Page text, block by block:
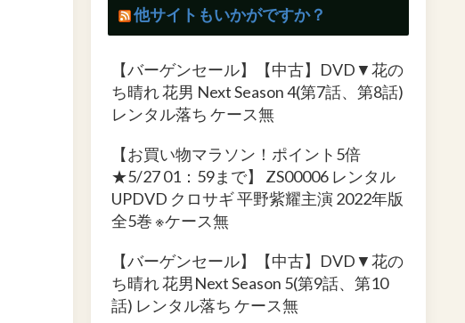
他サイトもいかがですか？
【バーゲンセール】【中古】DVD▼花の
ち晴れ 花男 Next Season 4(第7話、第8話)
レンタル落ち ケース無
【お買い物マラソン！ポイント5倍
★5/27 01：59まで】 ZS00006 レンタル
UPDVD クロサギ 平野紫耀主演 2022年版
全5巻 ※ケース無
【バーゲンセール】【中古】DVD▼花の
ち晴れ 花男Next Season 5(第9話、第10
話) レンタル落ち ケース無